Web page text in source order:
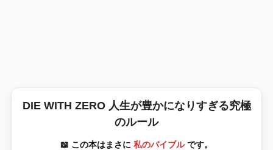
DIE WITH ZERO 人生が豊かになりすぎる究極
のルール
📖 この本はまさに 私のバイブルです。